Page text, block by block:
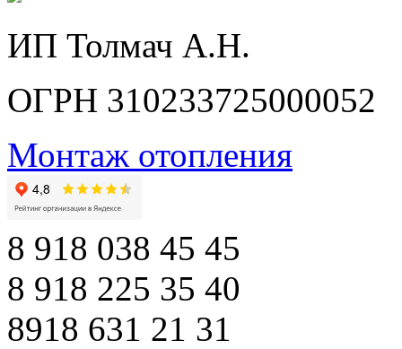
ИП Толмач А.Н.
ОГРН 310233725000052
Монтаж отопления
8 918 038 45 45
8 918 225 35 40
8918 631 21 31